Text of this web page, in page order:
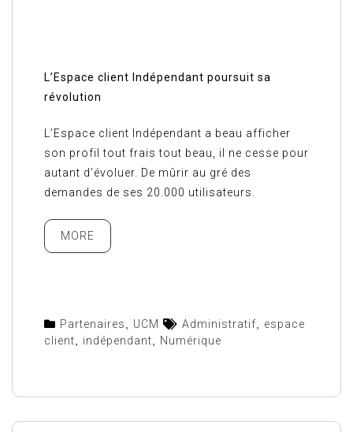
L’Espace client Indépendant poursuit sa
révolution
L’Espace client Indépendant a beau afficher
son profil tout frais tout beau, il ne cesse pour
autant d’évoluer. De mûrir au gré des
demandes de ses 20.000 utilisateurs.
MORE
Partenaires UCM Administratif
espace
client
indépendant Numérique